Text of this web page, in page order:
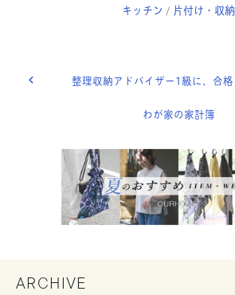
キッチン / 片付け・収納
整理収納アドバイザー1級に、合格
わが家の家計簿
ARCHIVE